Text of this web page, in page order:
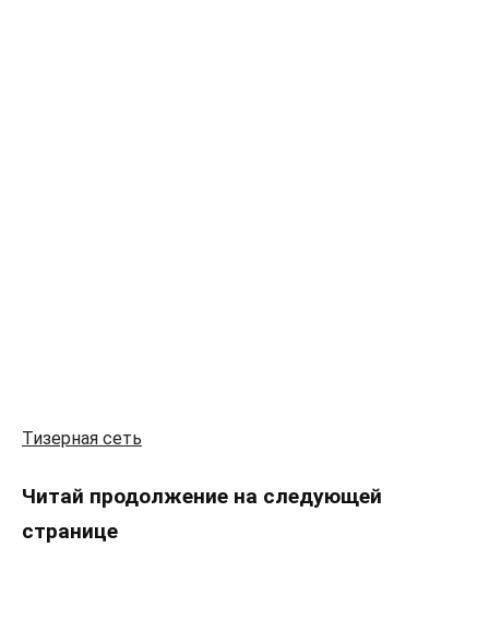
Тизерная сеть
Читай продолжение на следующей
странице